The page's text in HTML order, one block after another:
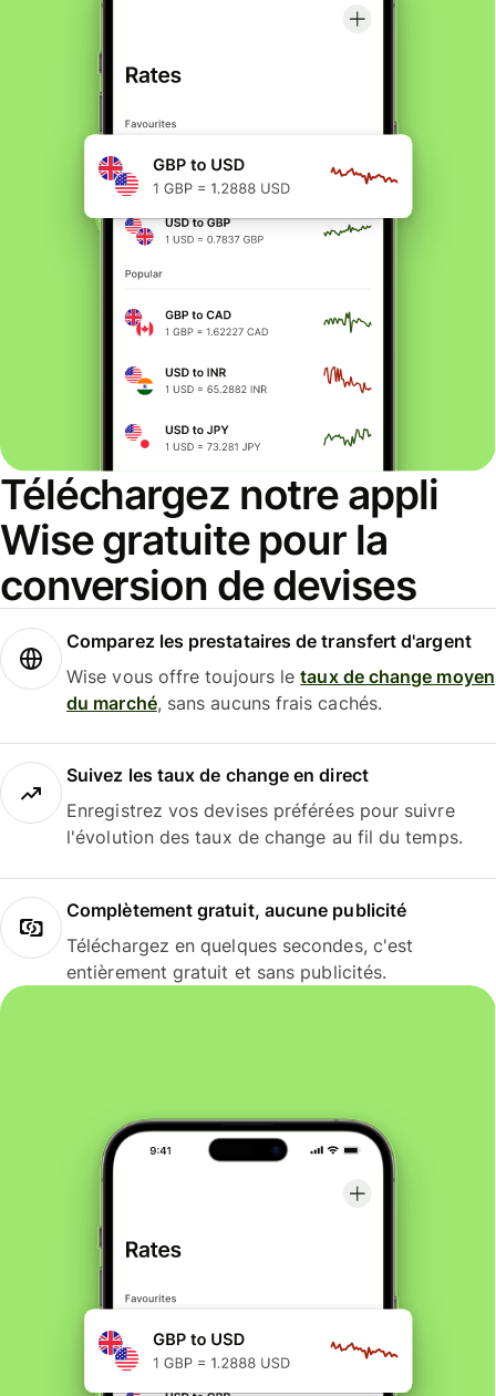
Téléchargez notre appli
Wise gratuite pour la
conversion de devises
Comparez les prestataires de transfert d'argent
Wise vous offre toujours letaux de change moyen
du marché, sans aucuns frais cachés.
Suivez les taux de change en direct
Enregistrez vos devises préférées pour suivre
l'évolution des taux de change au fil du temps.
Complètement gratuit, aucune publicité
Téléchargez en quelques secondes, c'est
entièrement gratuit et sans publicités.